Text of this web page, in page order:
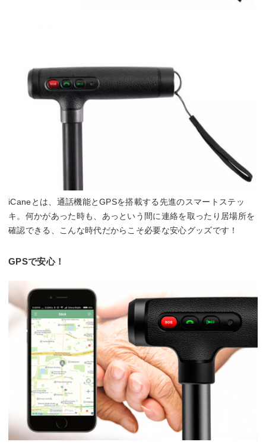
iCaneとは、通話機能とGPSを搭載する先進のスマートステッ
キ。何かがあった時も、あっという間に連絡を取ったり居場所を
確認できる、こんな時代だからこそ必要な安心グッズです！
GPSで安心！